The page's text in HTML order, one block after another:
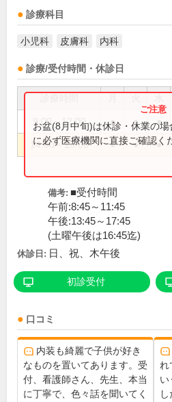
診療科目
小児科 皮膚科 内科
診療/受付時間・休診日
9:00～12:00 ● ● ●
14:00～18:00 ● ● ●
お盆(8月中旬)は休診・休業の
に必ず医療機関に直接ご確認く
備考: ■受付時間
午前:8:45～11:45
午後:13:45～17:45
(土曜午後は16:45迄)
休診日: 日、祝、木午後
初診受付
口コミ
内装も綺麗で子供が好き
なものを置いてあります。受
付、看護師さん、先生、本当
に丁寧で、色々話を聞いてく
れ
い